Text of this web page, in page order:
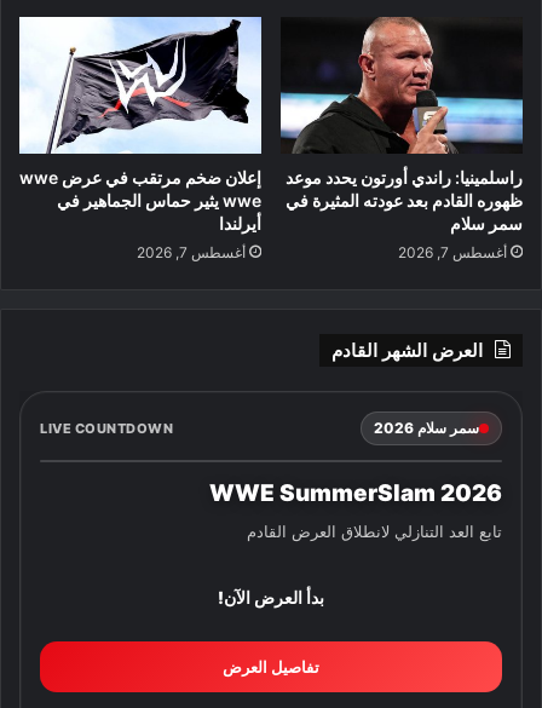
راسلمينيا: راندي أورتون يحدد موعد
ظهوره القادم بعد عودته المثيرة في
سمر سلام
أغسطس 7, 2026
إعلان ضخم مرتقب في عرض wwe
wwe يثير حماس الجماهير في
أيرلندا
أغسطس 7, 2026
العرض الشهر القادم
سمر سلام 2026 LIVE COUNTDOWN
WWE SummerSlam 2026
تابع العد التنازلي لانطلاق العرض القادم
بدأ العرض الآن!
تفاصيل العرض